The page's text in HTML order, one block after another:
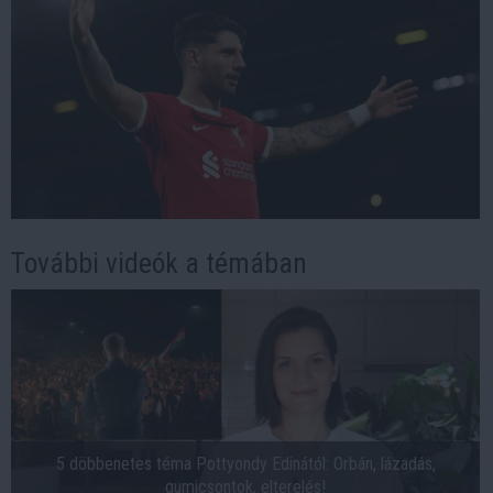
További videók a témában
5 döbbenetes téma Pottyondy Edinától: Orbán, lázadás,
gumicsontok, elterelés!